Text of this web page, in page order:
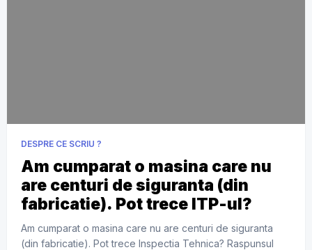
DESPRE CE SCRIU ?
Am cumparat o masina care nu
are centuri de siguranta (din
fabricatie). Pot trece ITP-ul?
Am cumparat o masina care nu are centuri de siguranta
(din fabricatie). Pot trece Inspectia Tehnica? Raspunsul